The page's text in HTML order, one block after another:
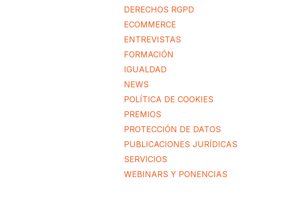
DERECHOS RGPD
ECOMMERCE
ENTREVISTAS
FORMACIÓN
IGUALDAD
NEWS
POLÍTICA DE COOKIES
PREMIOS
PROTECCIÓN DE DATOS
PUBLICACIONES JURÍDICAS
SERVICIOS
WEBINARS Y PONENCIAS